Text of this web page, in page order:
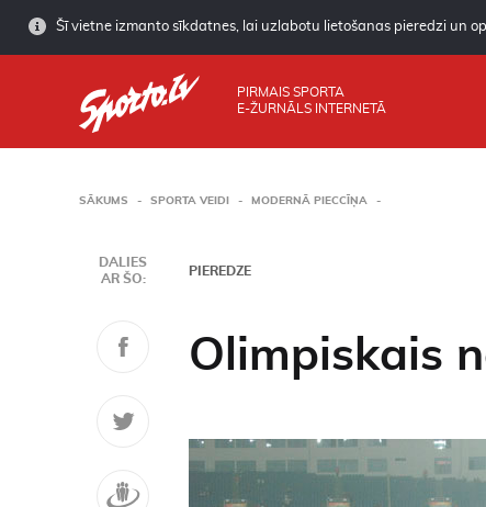
Šī vietne izmanto sīkdatnes, lai uzlabotu lietošanas pieredzi un
PIRMAIS SPORTA
E-ŽURNĀLS INTERNETĀ
SĀKUMS SPORTA VEIDI MODERNĀ PIECCĪŅA
DALIES
AR ŠO:
PIEREDZE
Olimpiskais